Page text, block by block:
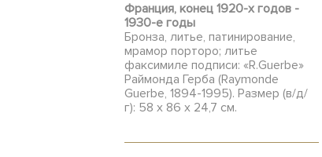
Франция, конец 1920-х годов -
1930-е годы
Бронза, литье, патинирование,
мрамор порторо; литье
факсимиле подписи: «R.Guerbe»
Раймонда Герба (Raymonde
Guerbe, 1894-1995). Размер (в/д/
г): 58 х 86 х 24,7 см.